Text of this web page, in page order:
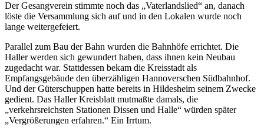
Der Gesangverein stimmte noch das „Vaterlandslied“ an, danach
löste die Versammlung sich auf und in den Lokalen wurde noch
lange weitergefeiert.
Parallel zum Bau der Bahn wurden die Bahnhöfe errichtet. Die
Haller werden sich gewundert haben, dass ihnen kein Neubau
zugedacht war. Stattdessen bekam die Kreisstadt als
Empfangsgebäude den überzähligen Hannoverschen Südbahnhof.
Und der Güterschuppen hatte bereits in Hildesheim seinem Zwecke
gedient. Das Haller Kreisblatt mutmaßte damals, die
„verkehrsreichsten Stationen Dissen und Halle“ würden später
„Vergrößerungen erfahren.“ Ein Irrtum.